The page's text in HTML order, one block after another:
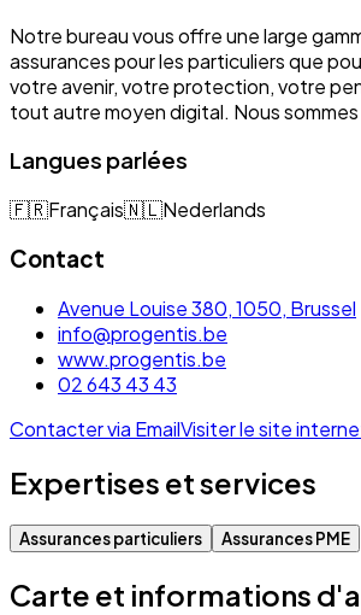
Notre bureau vous offre une large
assurances pour les particuliers que
votre avenir, votre protection, votre
tout autre moyen digital. Nous
Langues parlées
🇫🇷Français🇳🇱Nederlands
Contact
Avenue Louise 380, 1050, Brussel
info@progentis.be
www.progentis.be
02 643 43 43
Contacter via EmailVisiter le site
Expertises et services
Assurances particuliers Assurances PME
Carte et informations